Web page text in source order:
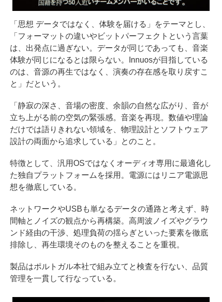
「思想 データではなく、体験を届ける」をテーマとし、
「フォーマットの違いやビットパーフェクトという言葉
は、出発点に過ぎない。データが同じであっても、音楽
体験が同じになるとは限らない。Innuosが目指している
のは、音源の再生ではなく、演奏の存在感を取り戻すこ
と」だという。
「静寂の深さ、音場の密度、余韻の自然な広がり、音が
立ち上がる前の空気の緊張感。音楽を再現。数値や理論
だけでは語りきれない領域を、物理設計とソフトウェア
設計の両面から追求している」とのこと。
特徴として、汎用OSではなくオーディオ専用に最適化し
た独自プラットフォームを採用。電源にはリニア電源思
想を徹底している。
ネットワークやUSBも単なるデータの通路と考えず、時
間軸とノイズの観点から再構築。高周波ノイズやグラウ
ンド経由の干渉、処理負荷の揺らぎといった要素を徹底
排除し、再生環境そのものを整えることを重視。
製品はポルトガル本社で組み立てと検査を行ない、品質
管理を一貫して行なっている。